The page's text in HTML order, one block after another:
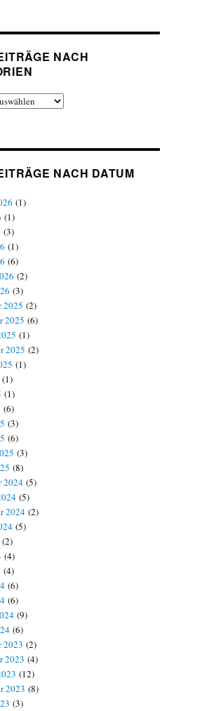
NACH
NACH DATUM
(1)
(1)
(3)
(1)
(6)
(2)
(3)
2025 (2)
2025 (6)
(1)
2025 (2)
(1)
(1)
(1)
(6)
(3)
(6)
(3)
(8)
2024 (5)
(5)
2024 (2)
(5)
(2)
(4)
(4)
(6)
(6)
(9)
(6)
2023 (2)
2023 (4)
(12)
2023 (8)
(3)